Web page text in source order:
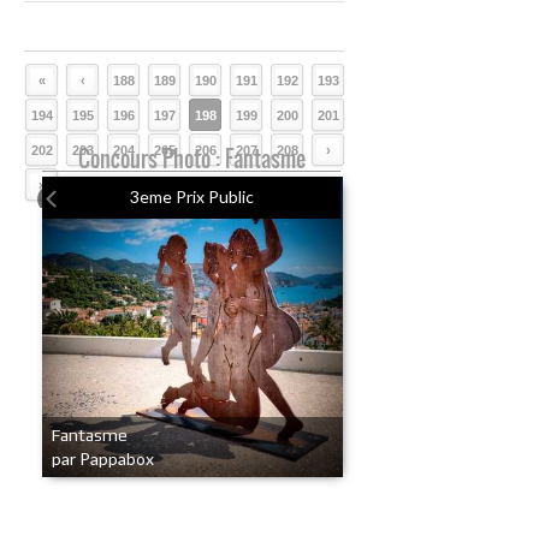
« ‹ 188 189 190 191 192 193
194 195 196 197 198 199 200 201
202 203 204 205 206 207 208 ›
»
Concours Photo : Fantasme
3eme Prix Public
Fantasme
par Pappabox